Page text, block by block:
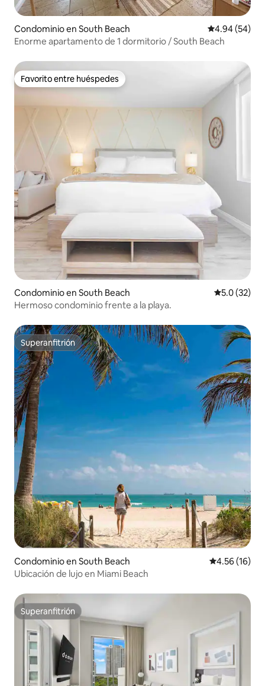
Condominio en South Beach Calificación
4.94 (54)
Enorme apartamento de 1 dormitorio / South Beach
Favorito entre huéspedes
Favorito entre huéspedes
Condominio en South Beach Calificación
5.0 (32)
Hermoso condominio frente a la playa.
Superanfitrión
Superanfitrión
Condominio en South Beach Calificación
4.56 (16)
Ubicación de lujo en Miami Beach
Superanfitrión
Superanfitrión